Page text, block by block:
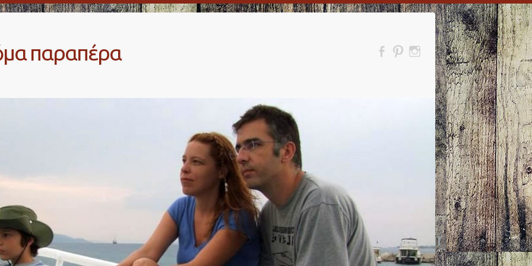
παραπέρα